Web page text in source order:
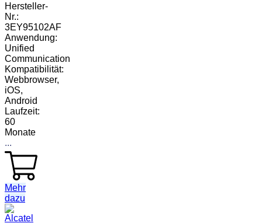
Hersteller-
Nr.:
3EY95102AF
Anwendung:
Unified
Communication
Kompatibilität:
Webbrowser,
iOS,
Android
Laufzeit:
60
Monate
...
Mehr
dazu